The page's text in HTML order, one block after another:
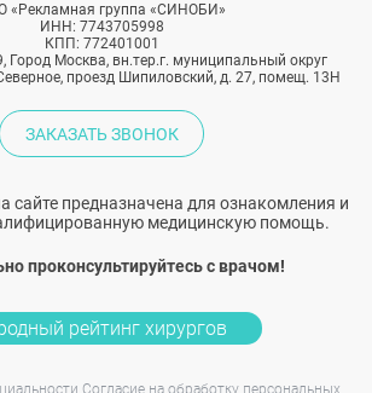
«Рекламная группа «СИНОБИ»
ИНН: 7743705998
КПП: 772401001
Город Москва, вн.тер.г. муниципальный округ
проезд Шипиловский, д. 27, помещ. 13Н
ЗАКАЗАТЬ ЗВОНОК
сайте предназначена для ознакомления и
медицинскую помощь.
проконсультируйтесь с врачом!
рейтинг хирургов